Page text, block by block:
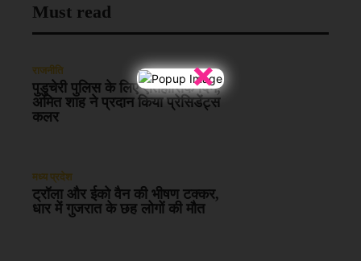
×
Must read
राजनीति
पुडुचेरी पुलिस के लिए ऐतिहासिक दिन,
अमित शाह ने प्रदान किया प्रेसिडेंट्स
कलर
मध्य प्रदेश
ट्रॉला और ईको वैन की भीषण टक्कर,
धार में गुजरात के छह लोगों की मौत